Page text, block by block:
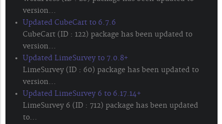
version...
Updated CubeCart to 6.7.6
CubeCart (ID : 122) package has been updated to
version...
Updated LimeSurvey to 7.0.8+
LimeSurvey (ID : 60) package has been updated to
version...
Updated LimeSurvey 6 to 6.17.14+
LimeSurvey 6 (ID : 712) package has been updated
to...